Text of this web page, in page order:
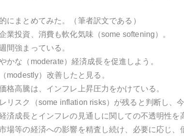
にまとめてみた。（筆者訳文である）
投資、消費も軟化気味（some softening）。
間強まっている。
な（moderate）経済成長を促進しよう。
）改善したと見る。
高騰は、インフレ上昇圧力をかけている。
スク（some inflation risks）が残ると判断し、
成長とインフレの見通しに関しての不透明性を
場等の経済への影響を精査し続け、必要に応じ